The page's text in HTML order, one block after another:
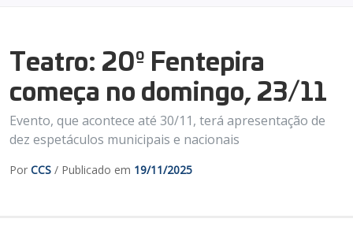
Teatro: 20º Fentepira
começa no domingo, 23/11
Evento, que acontece até 30/11, terá apresentação de
dez espetáculos municipais e nacionais
Por CCS / Publicado em 19/11/2025